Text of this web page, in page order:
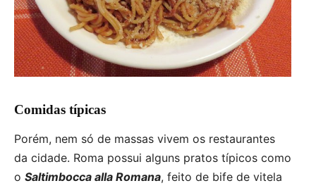
Comidas típicas
Porém, nem só de massas vivem os restaurantes
da cidade. Roma possui alguns pratos típicos como
o Saltimbocca alla Romana, feito de bife de vitela